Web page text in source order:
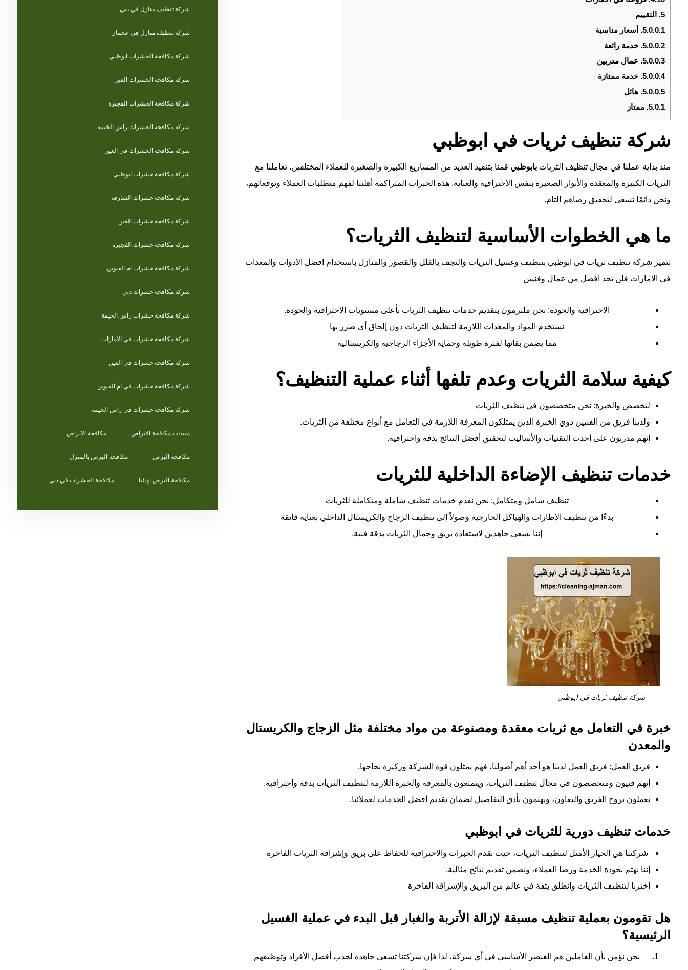
5.
التقييم
5.0.0.1.
أسعار مناسبة
5.0.0.2. خدمة رائعة
5.0.0.3. عمال مدربين
5.0.0.4. خدمة ممتازة
5.0.0.5. هائل
5.0.1. ممتاز
شركة تنظيف ثريات في ابوظبي
منذ بداية عملنا في مجال تنظيف الثريات بابوظبي قمنا بتنفيذ العديد من المشاريع الكبيرة والصغيرة للعملاء المختلفين. تعاملنا مع
الثريات الكبيرة والمعقدة والأنوار الصغيرة بنفس الاحترافية والعناية. هذه الخبرات المتراكمة أهلتنا لفهم متطلبات العملاء وتوقعاتهم،
ونحن دائمًا نسعى لتحقيق رضاهم التام.
ما هي الخطوات الأساسية لتنظيف الثريات؟
تتميز شركة تنظيف ثريات في ابوظبي بتنظيف وغسيل الثريات والنجف بالفلل والقصور والمنازل باستخدام افضل الادوات والمعدات
في الامارات فلن تجد افضل من عمال وفنيين
الاحترافية والجودة: نحن ملتزمون بتقديم خدمات تنظيف الثريات بأعلى مستويات الاحترافية والجودة.
نستخدم المواد والمعدات اللازمة لتنظيف الثريات دون إلحاق أي ضرر بها
مما يضمن بقائها لفترة طويلة وحماية الأجزاء الزجاجية والكريستالية
كيفية سلامة الثريات وعدم تلفها أثناء عملية التنظيف؟
لتخصص والخبرة: نحن متخصصون في تنظيف الثريات
ولدينا فريق من الفنيين ذوي الخبرة الذين يمتلكون المعرفة اللازمة في التعامل مع أنواع مختلفة من الثريات.
إنهم مدربون على أحدث التقنيات والأساليب لتحقيق أفضل النتائج بدقة واحترافية.
خدمات تنظيف الإضاءة الداخلية للثريات
تنظيف شامل ومتكامل: نحن نقدم خدمات تنظيف شاملة ومتكاملة للثريات
بدءًا من تنظيف الإطارات والهياكل الخارجية وصولاً إلى تنظيف الزجاج والكريستال الداخلي بعناية فائقة
إننا نسعى جاهدين لاستعادة بريق وجمال الثريات بدقة فنية.
شركة تنظيف ثريات في ابوظبي
خبرة في التعامل مع ثريات معقدة ومصنوعة من مواد مختلفة مثل الزجاج والكريستال
والمعدن
فريق العمل: فريق العمل لدينا هو أحد أهم أصولنا، فهم يمثلون قوة الشركة وركيزة نجاحها.
إنهم فنيون ومتخصصون في مجال تنظيف الثريات، ويتمتعون بالمعرفة والخبرة اللازمة لتنظيف الثريات بدقة واحترافية.
يعملون بروح الفريق والتعاون، ويهتمون بأدق التفاصيل لضمان تقديم أفضل الخدمات لعملائنا.
خدمات تنظيف دورية للثريات في ابوظبي
شركتنا هي الخيار الأمثل لتنظيف الثريات، حيث نقدم الخبرات والاحترافية للحفاظ على بريق وإشراقة الثريات الفاخرة
إننا نهتم بجودة الخدمة ورضا العملاء، ونضمن تقديم نتائج مثالية.
اخترنا لتنظيف الثريات وانطلق بثقة في عالم من البريق والإشراقة الفاخرة
هل تقومون بعملية تنظيف مسبقة لإزالة الأتربة والغبار قبل البدء في عملية الغسيل
الرئيسية؟
نحن نؤمن بأن العاملين هم العنصر الأساسي في أي شركة، لذا فإن شركتنا تسعى جاهدة لجذب أفضل الأفراد وتوظيفهم
شركة تنظيف منازل في دبي
شركة تنظيف منازل في عجمان
شركة مكافحة الحشرات ابوظبي
شركة مكافحة الحشرات العين
شركة مكافحة الحشرات الفجيرة
شركة مكافحة الحشرات راس الخيمة
شركة مكافحة الحشرات في العين
شركة مكافحة حشرات ابوظبي
شركة مكافحة حشرات الشارقة
شركة مكافحة حشرات العين
شركة مكافحة حشرات الفجيرة
شركة مكافحة حشرات ام القيوين
شركة مكافحة حشرات دبي
شركة مكافحة حشرات راس الخيمة
شركة مكافحة حشرات في الامارات
شركة مكافحة حشرات في العين
شركة مكافحة حشرات في ام القيوين
شركة مكافحة حشرات في راس الخيمة
مبيدات مكافحة الابراص مكافحة الابراص
مكافحة البرص مكافحة البرص بالمنزل
مكافحة البرص نهائيا مكافحة الحشرات في دبي